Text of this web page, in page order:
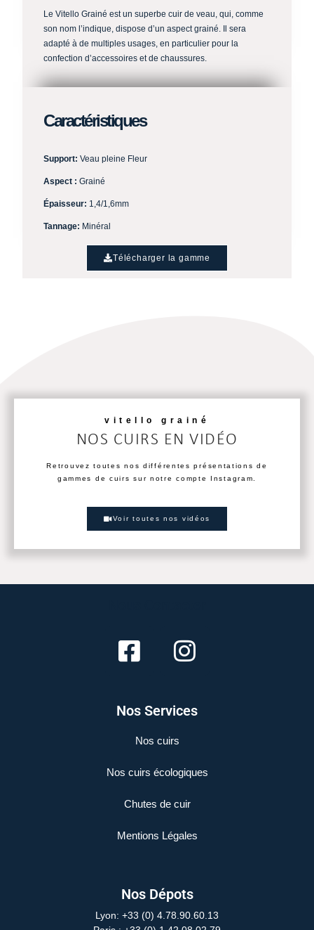
Le Vitello Grainé est un superbe cuir de veau, qui, comme
son nom l’indique, dispose d’un aspect grainé. Il sera
adapté à de multiples usages, en particulier pour la
confection d’accessoires et de chaussures.
Caractéristiques
Support:Veau pleine Fleur
Aspect :Grainé
Épaisseur: 1,4/1,6mm
Tannage: Minéral
Télécharger la gamme
vitello grainé
NOS CUIRS EN VIDÉO
Retrouvez toutes nos différentes présentations de
gammes de cuirs sur notre compte Instagram.
Voir toutes nos vidéos
Nos Services
Nos cuirs
Nos cuirs écologiques
Chutes de cuir
Mentions Légales
Nos Dépots
Lyon: +33 (0) 4.78.90.60.13